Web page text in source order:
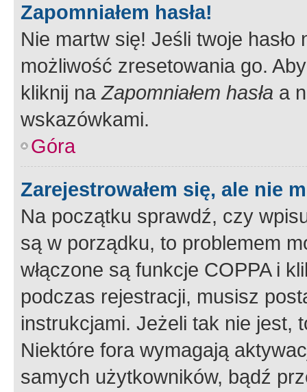
Zapomniałem hasła!
Nie martw się! Jeśli twoje
możliwość zresetowania go.
kliknij naZapomniałem hasła a
wskazówkami.
Góra
Zarejestrowałem się, ale nie
Na początku sprawdź, czy
są w porządku, to problemem
włączone są funkcje COPPA i
podczas rejestracji, musisz
instrukcjami. Jeżeli tak nie jest,
Niektóre fora wymagają
samych użytkowników, bądź